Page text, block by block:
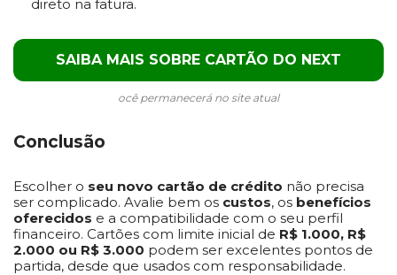
direto na fatura.
SAIBA MAIS SOBRE CARTÃO DO NEXT
ocê permanecerá no site atual
Conclusão
Escolher o seu novo cartão de crédito não precisa
ser complicado. Avalie bem os custos, os benefícios
oferecidos e a compatibilidade com o seu perfil
financeiro. Cartões com limite inicial de R$ 1.000, R$
2.000 ou R$ 3.000 podem ser excelentes pontos de
partida, desde que usados com responsabilidade.